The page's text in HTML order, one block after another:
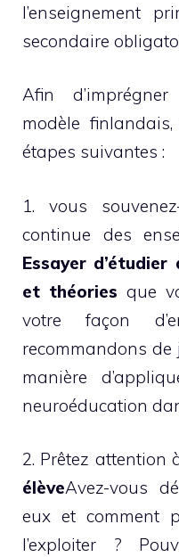
l’enseignement
secondaire
Afin
modèle
étapes suivantes :
1. vous
continue des
Essayer
et théories que
votre façon
recommandons
manière
neuroéducation
2. Prêtez attention
élèveAvez-vous
eux et comment
l’exploiter ?